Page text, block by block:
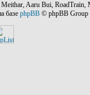
Aaru Bui, RoadTrain,
базе phpBB © phpBB Group